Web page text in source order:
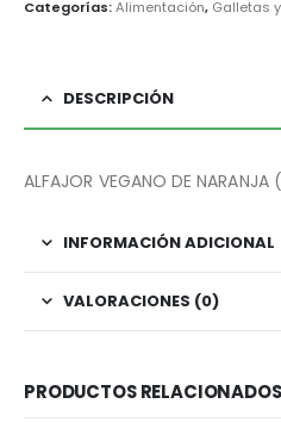
Categorías:Alimentación, Galletas
DESCRIPCIÓN
ALFAJOR VEGANO DE NARANJA
INFORMACIÓN ADICIONAL
VALORACIONES (0)
PRODUCTOS RELACIONADOS